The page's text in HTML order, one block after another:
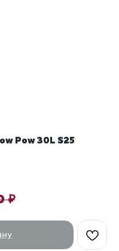
Pow 30L S25
₽